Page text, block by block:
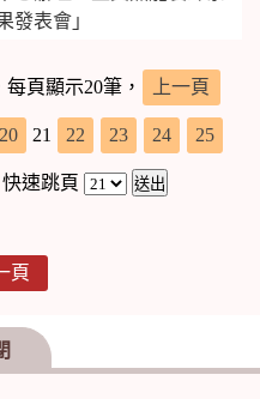
發表會」
每頁顯示20筆， 上一頁
20 21 22 23 24 25
快速跳頁
頁